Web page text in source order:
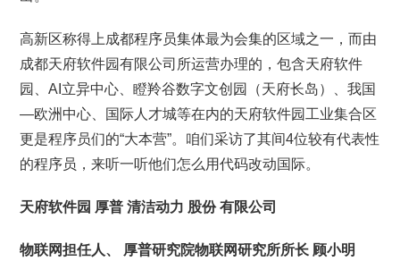
高新区称得上成都程序员集体最为会集的区域之一，而由
成都天府软件园有限公司所运营办理的，包含天府软件
园、AI立异中心、瞪羚谷数字文创园（天府长岛）、我国
—欧洲中心、国际人才城等在内的天府软件园工业集合区
更是程序员们的“大本营”。咱们采访了其间4位较有代表性
的程序员，来听一听他们怎么用代码改动国际。
天府软件园 厚普 清洁动力 股份 有限公司
物联网担任人、 厚普研究院物联网研究所所长 顾小明